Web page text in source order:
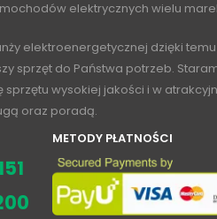
elektrycznych wielu
elektroenergetycznej dzięki
sprzęt do Państwa potrzeb.
sprzętu wysokiej jakości i w
oraz poradą.
METODY PŁATNOŚCI